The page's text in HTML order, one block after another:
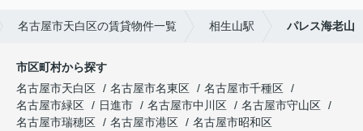
名古屋市天白区の賃貸物件一覧 相生山駅 パレス海老山
市区町村から探す
名古屋市天白区
名古屋市名東区
名古屋市千種区
名古屋市緑区
日進市 名古屋市中川区
名古屋市守山区
名古屋市瑞穂区
名古屋市港区
名古屋市昭和区